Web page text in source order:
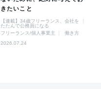
きたいこと
【連載】34歳フリーランス、会社を
たたんで公務員になる
フリーランス/個人事業主
働き方
2026.07.24